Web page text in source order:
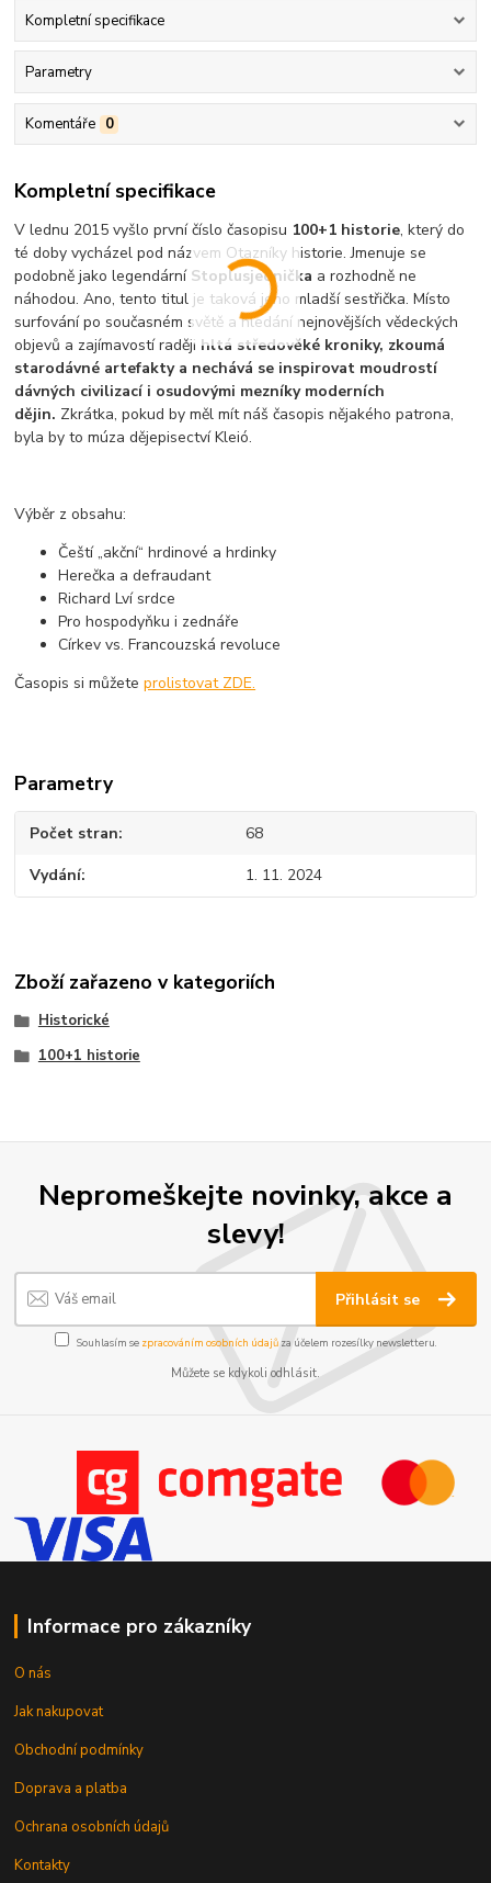
Kompletní specifikace
Parametry
Komentáře 0
Kompletní specifikace
V lednu 2015 vyšlo první číslo časopisu 100+1 historie, který do
té doby vycházel pod názvem Otazníky historie. Jmenuje se
podobně jako legendární Stoplusjednička a rozhodně ne
náhodou. Ano, tento titul je taková jeho mladší sestřička. Místo
surfování po současném světě a hledání nejnovějších vědeckých
objevů a zajímavostí raději hltá středověké kroniky, zkoumá
starodávné artefakty a nechává se inspirovat moudrostí
dávných civilizací i osudovými mezníky moderních
dějin. Zkrátka, pokud by měl mít náš časopis nějakého patrona,
byla by to múza dějepisectví Kleió.
Výběr z obsahu:
Čeští „akční“ hrdinové a hrdinky
Herečka a defraudant
Richard Lví srdce
Pro hospodyňku i zednáře
Církev vs. Francouzská revoluce
Časopis si můžeteprolistovat ZDE.
Parametry
Počet stran 68
Vydání 1. 11. 2024
Zboží zařazeno v kategoriích
Historické
100+1 historie
Nepromeškejte novinky, akce a
slevy!
Přihlásit se
Souhlasím se zpracováním osobních údajůza účelem rozesílky newsletteru.
Můžete se kdykoli odhlásit.
Informace pro zákazníky
O nás
Jak nakupovat
Obchodní podmínky
Doprava a platba
Ochrana osobních údajů
Kontakty